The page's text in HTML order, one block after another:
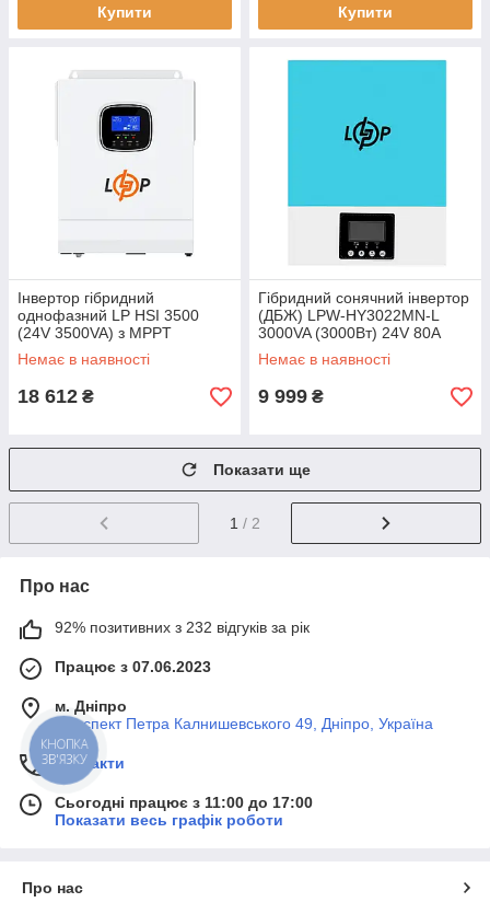
Купити Купити
Інвертор гібридний
однофазний LP HSI 3500
(24V 3500VA) з MPPT
контролером ширина 280мм
висота 103мм
Немає в наявності
18 612 ₴
Гібридний сонячний інвертор
(ДБЖ) LPW-HY3022MN-L
3000VA (3000Вт) 24V 80A
MPPT 30-400V OFF GRID
MPPT контролер
Немає в наявності
9 999 ₴
Показати ще
1 / 2
Про нас
92% позитивних з 232 відгуків за рік
Працює з 07.06.2023
м. Дніпро
Проспект Петра Калнишевського 49, Дніпро, Україна
Контакти
Сьогодні працює з 11:00 до 17:00
Показати весь графік роботи
Про нас
КНОПКА
ЗВ'ЯЗКУ